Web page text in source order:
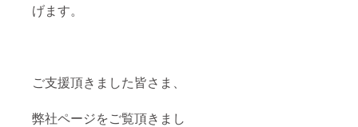
げます。
ご支援頂きました皆さま、
弊社ページをご覧頂きまし